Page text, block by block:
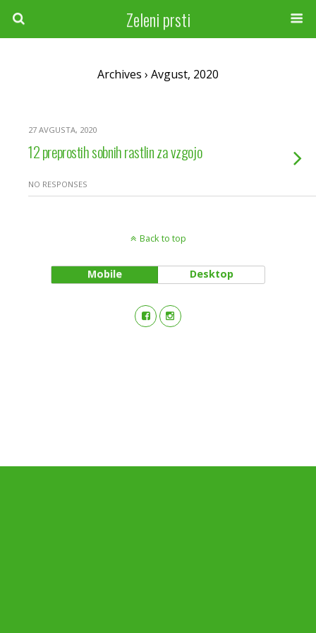
Zeleni prsti
Archives › Avgust, 2020
27 AVGUSTA, 2020
12 preprostih sobnih rastlin za vzgojo
NO RESPONSES
Back to top
Mobile Desktop